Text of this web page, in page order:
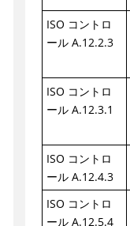
ISO コントロ
ール A.12.2.3
ISO コントロ
ール A.12.3.1
ISO コントロ
ール A.12.4.3
ISO コントロ
ール A.12.5.4